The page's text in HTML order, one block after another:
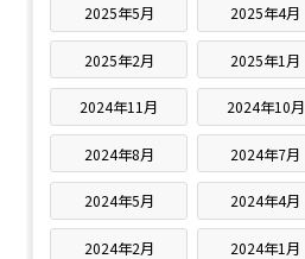
2025年5月 2025年4月
2025年2月 2025年1月
2024年11月 2024年10月
2024年8月 2024年7月
2024年5月 2024年4月
2024年2月 2024年1月